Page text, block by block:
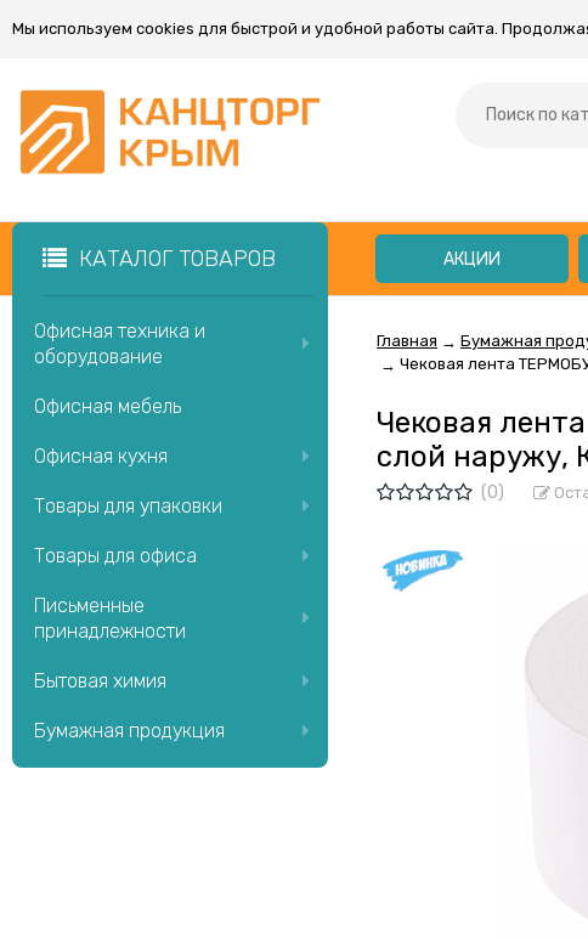
Мы используем cookies для быстрой и удобной работы сайта.
КАТАЛОГ ТОВАРОВ АКЦИИ
Главная → Бумажная
→ Чековая лента
Чековая
слой наружу,
(0)
Офисная техника и
оборудование
Офисная мебель
Офисная кухня
Товары для упаковки
Товары для офиса
Письменные
принадлежности
Бытовая химия
Бумажная продукция